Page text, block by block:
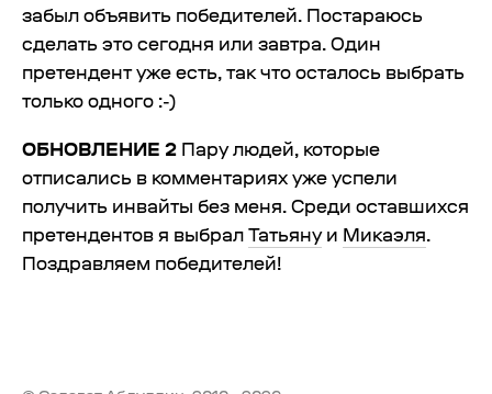
забыл объявить победителей. Постараюсь
сделать это сегодня или завтра. Один
претендент уже есть, так что осталось выбрать
только одного :-)
ОБНОВЛЕНИЕ 2 Пару людей, которые
отписались в комментариях уже успели
получить инвайты без меня. Среди оставшихся
претендентов я выбралТатьянуи Микаэля.
Поздравляем победителей!